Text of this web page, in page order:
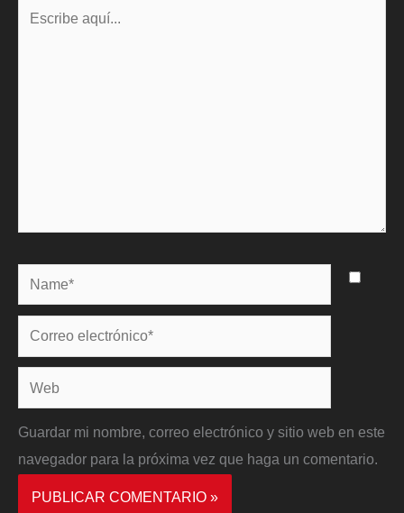
Name*
Correo
electrónico*
Web
Guardar mi nombre, correo electrónico y sitio web en este
navegador para la próxima vez que haga un comentario.